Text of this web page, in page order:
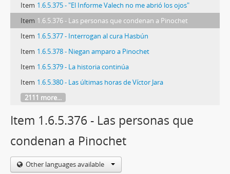
Item 1.6.5.375 - "El Informe Valech no me abrió los ojos"
Item 1.6.5.376 - Las personas que condenan a Pinochet
Item 1.6.5.377 - Interrogan al cura Hasbún
Item 1.6.5.378 - Niegan amparo a Pinochet
Item 1.6.5.379 - La historia continúa
Item 1.6.5.380 - Las últimas horas de Víctor Jara
2111 more...
Item 1.6.5.376 - Las personas que
condenan a Pinochet
Other languages available